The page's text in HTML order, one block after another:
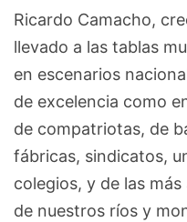
Ricardo Camacho,
llevado a las tablas
en escenarios
de excelencia como
de compatriotas, de
fábricas, sindicatos,
colegios, y de las
de nuestros ríos y